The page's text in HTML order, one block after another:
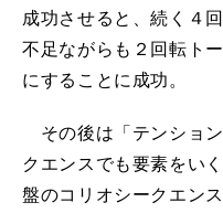
成功させると、続く４
不足ながらも２回転ト
にすることに成功。
その後は「テンショ
クエンスでも要素をい
盤のコリオシークエン